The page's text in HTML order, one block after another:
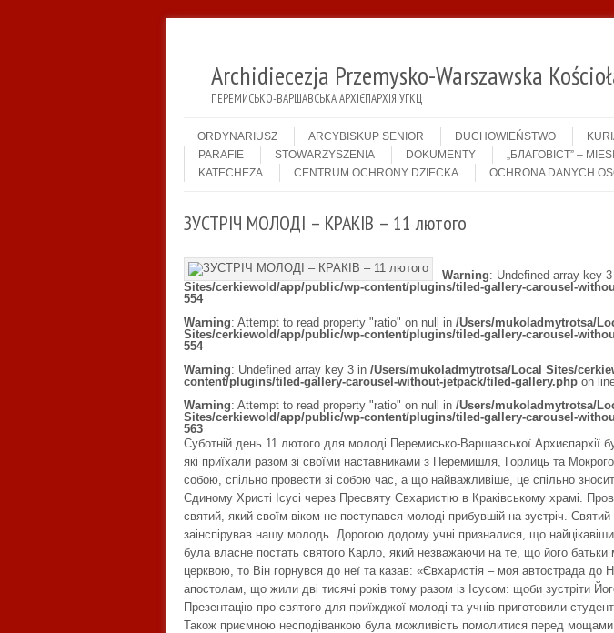
Archidiecezja Przemysko-Warszawska
ПЕРЕМИСЬКО-ВАРШАВСЬКА АРХІЄПАРХІЯ УГКЦ
Menu
ORDYNARIUSZ
ARCYBISKUP SENIOR DUCHOWIEŃSTWO
PARAFIE
STOWARZYSZENIA DOKUMENTY „БЛАГОВІСТ” –
KATECHEZA
CENTRUM OCHRONY DZIECKA OCHRONA DANYCH
ЗУСТРІЧ МОЛОДІ – КРАКІВ – 11 лютого
Warning: Undefined array key
Sites/cerkiewold/app/public/wp-content/plugins/tiled-gallery-carousel-
554
Warning: Attempt to read property "ratio" on null in /Users/mukoladmytrotsa/
Sites/cerkiewold/app/public/wp-content/plugins/tiled-gallery-carousel-
554
Warning: Undefined array key 3 in /Users/mukoladmytrotsa/Local Sites/
content/plugins/tiled-gallery-carousel-without-jetpack/tiled-gallery.php on
Warning: Attempt to read property "ratio" on null in /Users/mukoladmytrotsa/
Sites/cerkiewold/app/public/wp-content/plugins/tiled-gallery-carousel-
563
Суботній день 11 лютого для молоді Перемисько-Варшавської Архиєпархії
які приїхали разом зі своїми наставниками з Перемишля, Горлиць та
собою, спільно провести зі собою час, а що найважливіше, це спільно
Єдиному Христі Ісусі через Пресвяту Євхаристію в Краківському храмі.
святий, який своїм віком не поступався молоді прибувшій на зустріч. Святий
заінспірував нашу молодь. Дорогою додому учні призналися, що
була власне постать святого Карло, який незважаючи на те, що його
церквою, то Він горнувся до неї та казав: «Євхаристія – моя автострада
апостолам, що жили дві тисячі років тому разом із Ісусом: щоби зустріти
Презентацію про святого для приїжджої молоді та учнів приготовили
Також приємною несподіванкою була можливість помолитися перед мощами